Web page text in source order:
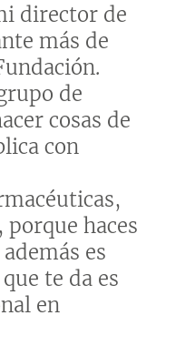
director de
más de
de
cosas de
con
haces
es
te da es
en